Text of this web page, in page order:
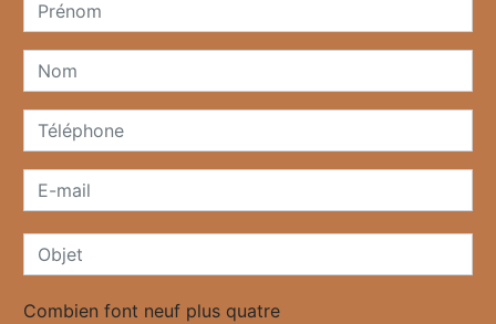
Combien font neuf plus quatre